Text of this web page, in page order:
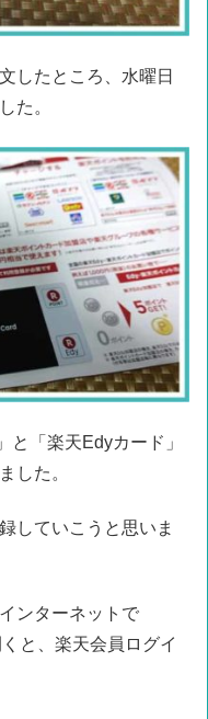
したところ、水曜日
た。
「楽天Edyカード」
した。
していこうと思いま
ンターネットで
くと、楽天会員ログイ